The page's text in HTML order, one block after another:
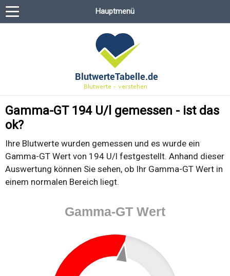
Hauptmenü
Gamma-GT 194 U/l gemessen - ist das
ok?
Ihre Blutwerte wurden gemessen und es wurde ein
Gamma-GT Wert von 194 U/l festgestellt. Anhand dieser
Auswertung können Sie sehen, ob Ihr Gamma-GT Wert in
einem normalen Bereich liegt.
Gamma-GT Wert